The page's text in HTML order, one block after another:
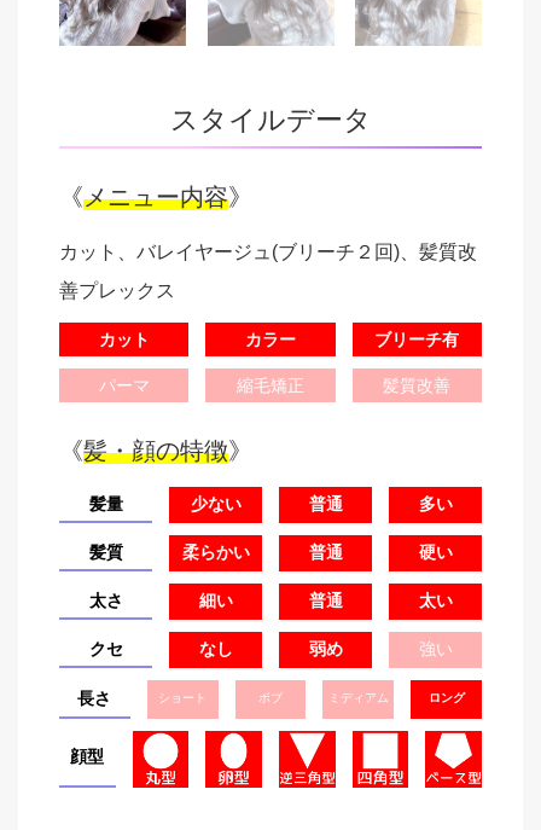
スタイルデータ
《メニュー内容》
カット、バレイヤージュ(ブリーチ２回)、髪質改
善プレックス
カット カラー ブリーチ有
パーマ 縮毛矯正 髪質改善
《髪・顔の特徴》
髪量 少ない 普通 多い
髪質 柔らかい 普通 硬い
太さ 細い 普通 太い
クセ なし 弱め 強い
長さ ショート ボブ ミディアム ロング
顔型